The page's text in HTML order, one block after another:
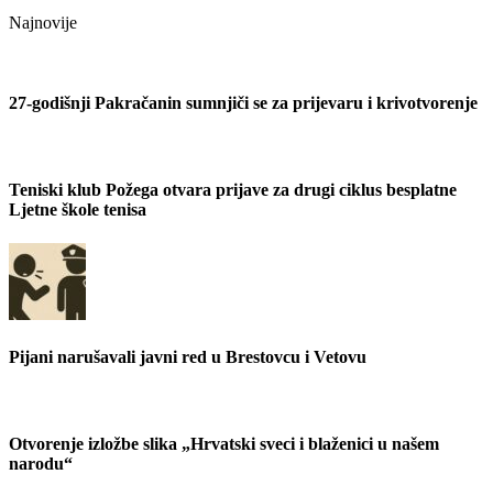
Najnovije
27-godišnji Pakračanin sumnjiči se za prijevaru i krivotvorenje
Teniski klub Požega otvara prijave za drugi ciklus besplatne
Ljetne škole tenisa
Pijani narušavali javni red u Brestovcu i Vetovu
Otvorenje izložbe slika „Hrvatski sveci i blaženici u našem
narodu“